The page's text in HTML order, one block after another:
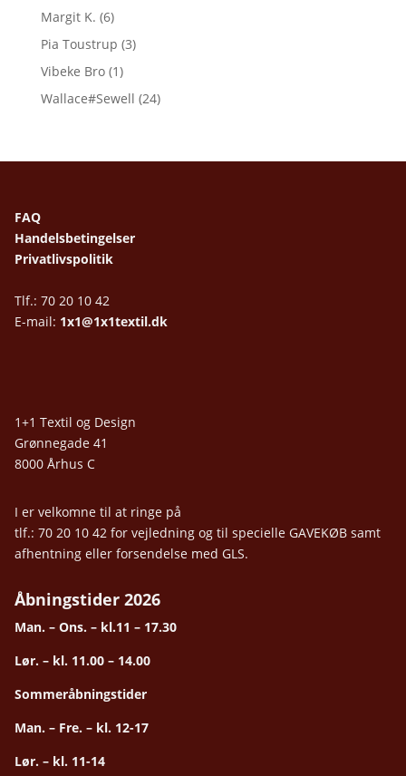
Margit K. (6)
Pia Toustrup (3)
Vibeke Bro (1)
Wallace#Sewell (24)
FAQ
Handelsbetingelser
Privatlivspolitik
Tlf.: 70 20 10 42
E-mail: 1x1@1x1textil.dk
1+1 Textil og Design
Grønnegade 41
8000 Århus C
I er velkomne til at ringe på
tlf.: 70 20 10 42 for vejledning og til specielle GAVEKØB samt
afhentning eller forsendelse med GLS.
Åbningstider 2026
Man. – Ons. – kl.11 – 17.30
Lør. – kl. 11.00 – 14.00
Sommeråbningstider
Man. – Fre. – kl. 12-17
Lør. – kl. 11-14